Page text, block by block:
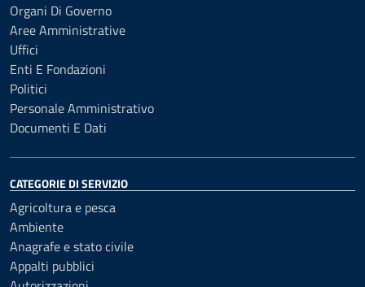
Organi Di Governo
Aree Amministrative
Uffici
Enti E Fondazioni
Politici
Personale Amministrativo
Documenti E Dati
CATEGORIE DI SERVIZIO
Agricoltura e pesca
Ambiente
Anagrafe e stato civile
Appalti pubblici